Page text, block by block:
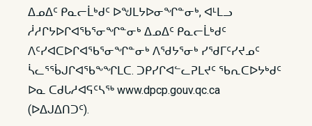
ᐃᓄᐃᑦ ᑭᓇᓕᒫᒃᑯᑦ ᐅᖑᒪᔭᐅᓂᖏᓐᓂᒃ, ᐊᒻᒪᓗ
ᓲᓱᒋᔭᐅᒋᐊᖃᕐᓂᖏᓐᓂᒃ ᐃᓄᐃᑦ ᑭᓇᓕᒫᒃᑯᑦ
ᐱᑦᓯᐊᑕᐅᒋᐊᖃᕐᓂᖏᓐᓂᒃ ᐱᖁᔭᕐᓂᒃ ᓯᖁᒥᑦᓯᔪᓄᑦ
ᓵᓚᕐᖄᒍᒋᐊᖃᖕᖏᒪᑕ. ᑐᑭᓯᒋᐊᓪᓚᕈᒪᔪᑦ ᖃᕆᑕᐅᔭᒃᑯᑦ
ᐅᓇ ᑕᑯᒐᓱᐊᕋᑦᓴᖅ www.dpcp.gouv.qc.ca
(ᐅᐃᒍᐃᑎᑐᑦ).